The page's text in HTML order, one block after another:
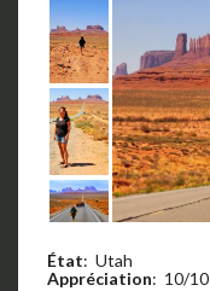
État: Utah
Appréciation: 10/10